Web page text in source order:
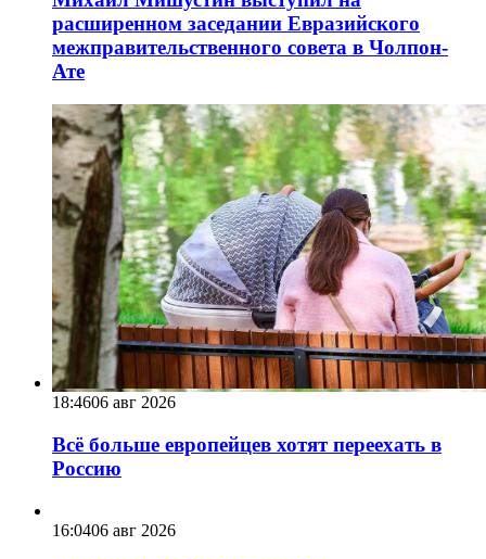
расширенном заседании Евразийского
межправительственного совета в Чолпон-
Ате
18:4606 авг 2026
Всё больше европейцев хотят переехать в
Россию
16:0406 авг 2026